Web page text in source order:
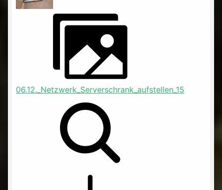
06.12._Netzwerk_Serverschrank_aufstellen_15